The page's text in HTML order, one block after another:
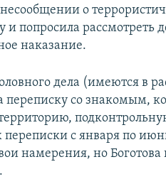
о
попросила рассмотреть
наказание.
дела (имеются в
переписку со знакомым,
с января по
намерения, но Боготова